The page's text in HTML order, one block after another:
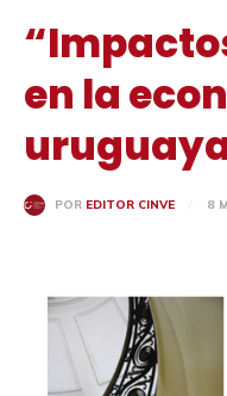
en la
POR EDITOR CINVE 8